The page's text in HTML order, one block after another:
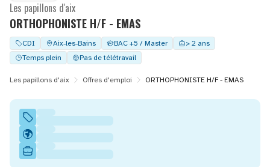
ORTHOPHONISTE H/F - EMAS
Les papillons d'aix
CDI Aix-les-Bains BAC +5 / Master
> 2 ans
Temps plein
Pas de télétravail
Les papillons d'aix Offres d'emploi ORTHOPHONISTE H/F - EMAS